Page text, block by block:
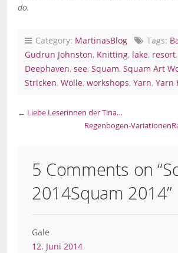
do.
Category: MartinasBlog Tags:
Gudrun Johnston, Knitting, lake, resort,
Deephaven, see, Squam, Squam Art
Stricken, Wolle, workshops, Yarn, Yarn
← Liebe Leserinnen der Tina…
Regenbogen-Variationen
5 Comments on “
2014Squam 2014”
Gale
12. Juni 2014